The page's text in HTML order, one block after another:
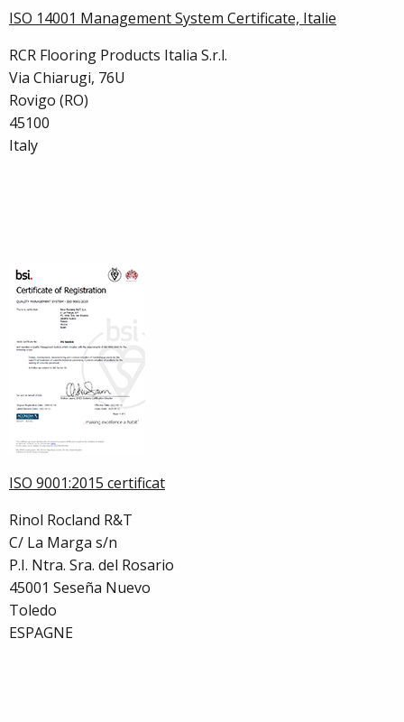
ISO 14001 Management System Certificate, Italie
RCR Flooring Products Italia S.r.l.
Via Chiarugi, 76U
Rovigo (RO)
45100
Italy
ISO 9001:2015 certificat
Rinol Rocland R&T
C/ La Marga s/n
P.I. Ntra. Sra. del Rosario
45001 Seseña Nuevo
Toledo
ESPAGNE